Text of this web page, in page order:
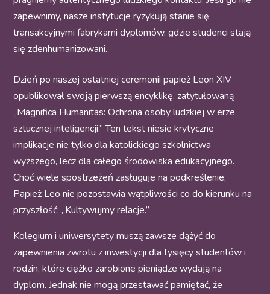
zapewnimy, nasze instytucje ryzykują stanie się
transakcyjnymi fabrykami dyplomów, gdzie studenci stają
się zdenhumanizowani.
Dzień po naszej ostatniej ceremonii papież Leon XIV
opublikował swoją pierwszą encyklikę, zatytułowaną
„Magnifica Humanitas: Ochrona osoby ludzkiej w erze
sztucznej inteligencji.” Ten tekst niesie krytyczne
implikacje nie tylko dla katolickiego szkolnictwa
wyższego, lecz dla całego środowiska edukacyjnego.
Choć wiele spostrzeżeń zasługuje na podkreślenie,
Papież Leo nie pozostawia wątpliwości co do kierunku na
przyszłość: „Kultywujmy relacje.”
Kolegium i uniwersytety muszą zawsze dążyć do
zapewnienia zwrotu z inwestycji dla tysięcy studentów i
rodzin, które ciężko zarobione pieniądze wydają na
dyplom. Jednak nie mogą przestawać pamiętać, że